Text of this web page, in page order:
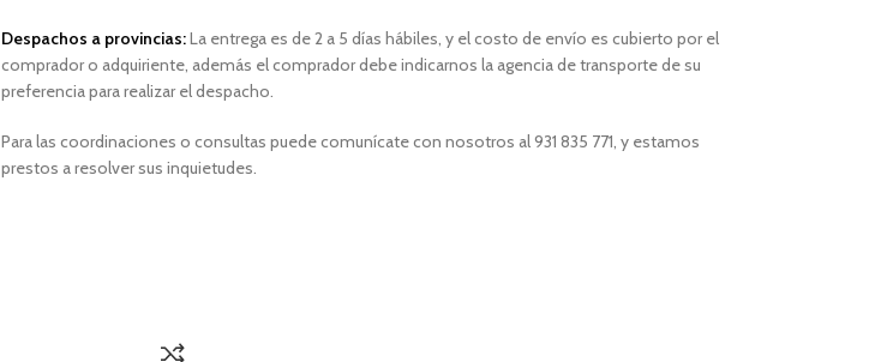
Despachos a provincias:La entrega es de 2 a 5 días hábiles, y el costo de envío es cubierto por el
comprador o adquiriente, además el comprador debe indicarnos la agencia de transporte de su
preferencia para realizar el despacho.
Para las coordinaciones o consultas puede comunícate con nosotros al 931 835 771, y estamos
prestos a resolver sus inquietudes.